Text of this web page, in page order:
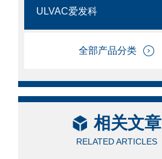
ULVAC爱发科
全部产品分类
相关文章
RELATED ARTICLES